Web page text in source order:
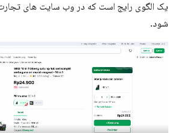
یک الگوی رایج است که در وب سایت های تجارت
شود.